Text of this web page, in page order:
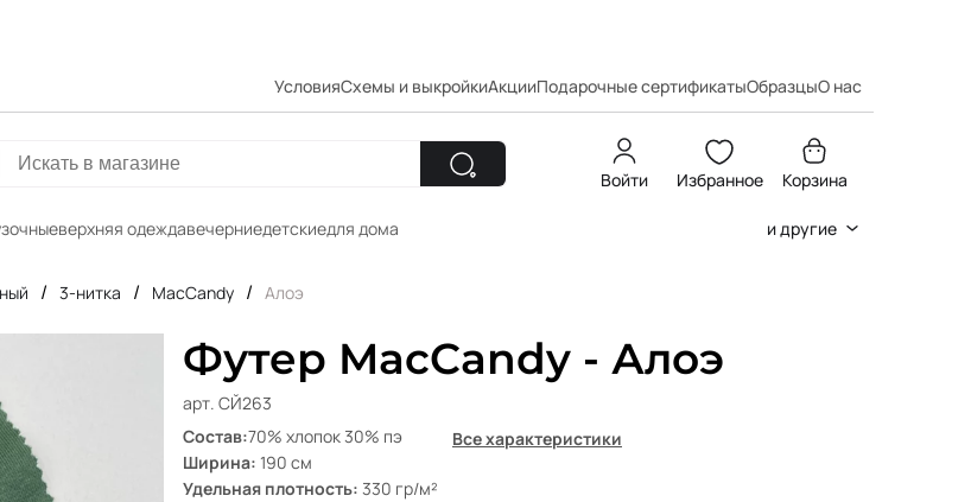
УсловияСхемы и выкройкиАкцииПодарочные сертификатыОбразцыО нас
Войти Избранное Корзина
верхняя одеждавечерниедетскиедля дома и другие
/ 3-нитка / MacCandy / Алоэ
Футер MacCandy - Алоэ
арт. СЙ263
Состав:70% хлопок 30% пэ
Ширина: 190 см
Удельная плотность: 330 гр/м²
Все характеристики